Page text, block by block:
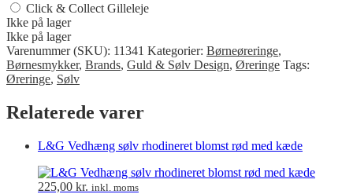
Click & Collect Gilleleje
Ikke på lager
Ikke på lager
Varenummer (SKU): 11341 Kategorier: Børneøreringe,
Børnesmykker, Brands, Guld & Sølv Design, Øreringe Tags:
Øreringe, Sølv
Relaterede varer
L&G Vedhæng sølv rhodineret blomst rød med kæde
225,00 kr. inkl. moms